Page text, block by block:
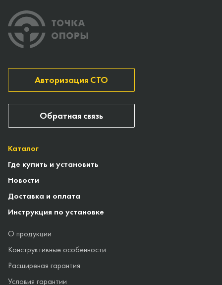
Каталог
Где купить и установить
Новости
Доставка и оплата
Инструкция по установке
О продукции
Конструктивные особенности
Расширеная гарантия
Условия гарантии
Авторизация СТО
Обратная связь